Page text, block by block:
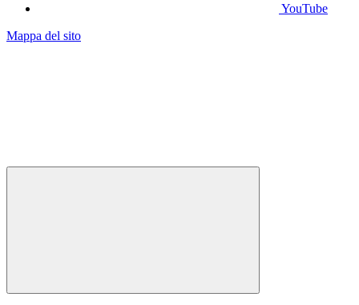
YouTube
Mappa del sito